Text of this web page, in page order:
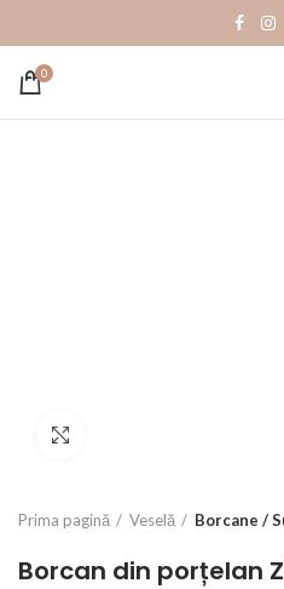
0
Prima pagină Veselă Borcane /
Borcan din porțelan